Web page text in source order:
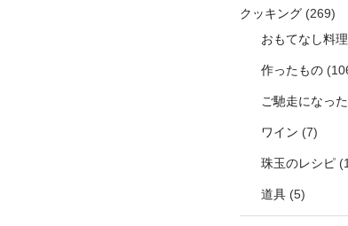
クッキング(269)
おもてなし料理
作ったもの
ご馳走になっ
ワイン (7)
珠玉のレシピ
道具(5)